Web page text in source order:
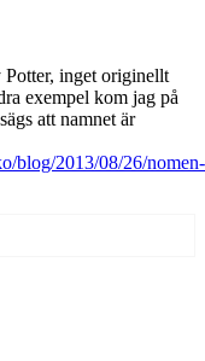
Potter, inget originellt
exempel kom jag på
att namnet är
blog/2013/08/26/nomen-